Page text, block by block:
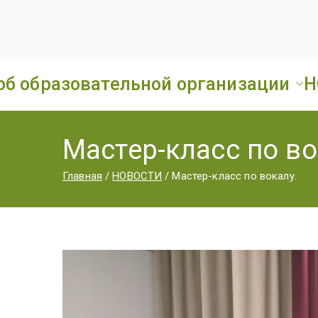
образовательной организации
Мастер-класс по
Главная НОВОСТИ Мастер-класс по вокалу.